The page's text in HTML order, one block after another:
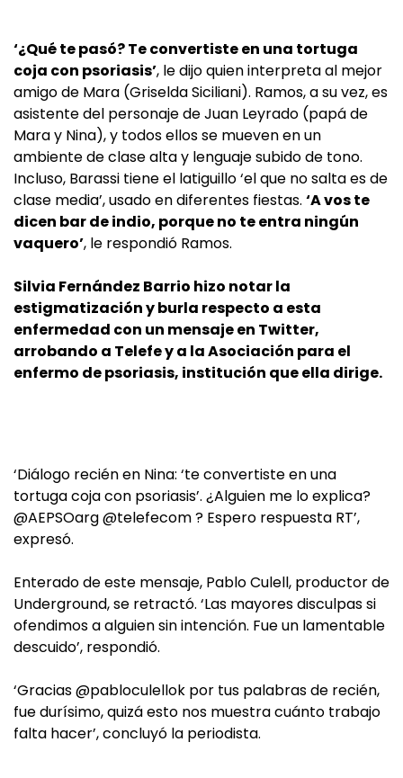
‘¿Qué te pasó? Te convertiste en una tortuga
coja con psoriasis’, le dijo quien interpreta al mejor
amigo de Mara (Griselda Siciliani). Ramos, a su vez, es
asistente del personaje de Juan Leyrado (papá de
Mara y Nina), y todos ellos se mueven en un
ambiente de clase alta y lenguaje subido de tono.
Incluso, Barassi tiene el latiguillo ‘el que no salta es de
clase media’, usado en diferentes fiestas. ‘A vos te
dicen bar de indio, porque no te entra ningún
vaquero’, le respondió Ramos.
Silvia Fernández Barrio hizo notar la
estigmatización y burla respecto a esta
enfermedad con un mensaje en Twitter,
arrobando a Telefe y a la Asociación para el
enfermo de psoriasis, institución que ella dirige.
‘Diálogo recién en Nina: ‘te convertiste en una
tortuga coja con psoriasis’. ¿Alguien me lo explica?
@AEPSOarg @telefecom ? Espero respuesta RT’,
expresó.
Enterado de este mensaje, Pablo Culell, productor de
Underground, se retractó. ‘Las mayores disculpas si
ofendimos a alguien sin intención. Fue un lamentable
descuido’, respondió.
‘Gracias @pabloculellok por tus palabras de recién,
fue durísimo, quizá esto nos muestra cuánto trabajo
falta hacer’, concluyó la periodista.